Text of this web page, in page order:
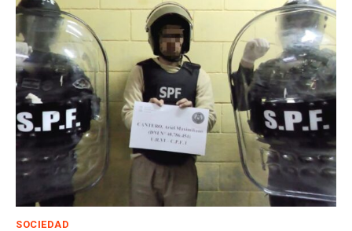
SOCIEDAD